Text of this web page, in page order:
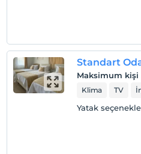
Standart
Maksimum kişi
Klima TV
Yatak